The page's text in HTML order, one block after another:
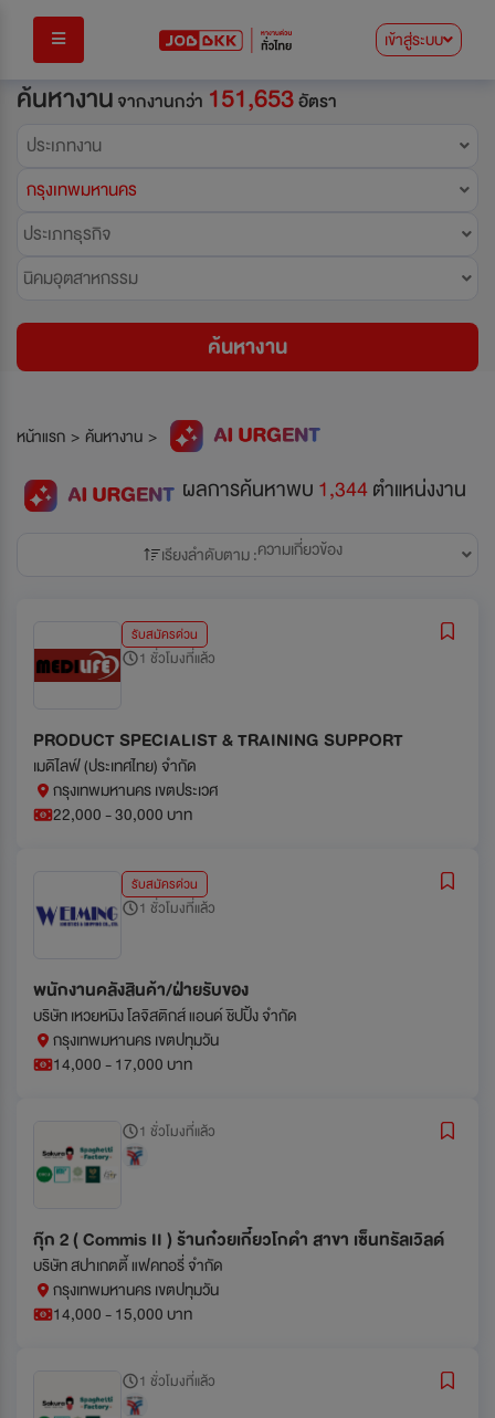
เข้าสู่ระบบ
ค้นหางานจากงานกว่า 151,653อัตรา
ประเภทงาน
กรุงเทพมหานคร
ประเภทธุรกิจ
นิคมอุตสาหกรรม
ค้นหางาน
หน้าแรก > ค้นหางาน >
ผลการค้นหาพบ1,344ตำแหน่งงาน
เรียงลำดับตาม :ความเกี่ยวข้อง
รับสมัครด่วน
1 ชั่วโมงที่แล้ว
PRODUCT SPECIALIST & TRAINING SUPPORT
เมดิไลฟ์ (ประเทศไทย) จำกัด
กรุงเทพมหานคร เขตประเวศ
22,000 - 30,000 บาท
รับสมัครด่วน
1 ชั่วโมงที่แล้ว
พนักงานคลังสินค้า/ฝ่ายรับของ
บริษัท เหวยหมิง โลจิสติกส์ แอนด์ ชิปปิ้ง จำกัด
กรุงเทพมหานคร เขตปทุมวัน
14,000 - 17,000 บาท
1 ชั่วโมงที่แล้ว
กุ๊ก 2 ( Commis II ) ร้านก๋วยเกี๋ยวโกดำ สาขา เซ็นทรัลเวิลด์
บริษัท สปาเกตตี้ แฟคทอรี่ จำกัด
กรุงเทพมหานคร เขตปทุมวัน
14,000 - 15,000 บาท
1 ชั่วโมงที่แล้ว